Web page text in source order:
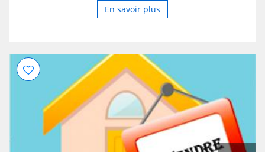
En savoir plus